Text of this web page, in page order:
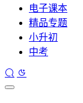
电子课本
精品专题
小升初
中考